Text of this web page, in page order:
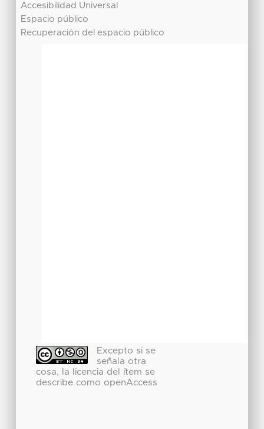
Accesibilidad Universal
Espacio público
Recuperación del espacio público
Excepto si se
señala otra
cosa, la licencia del ítem se
describe como openAccess